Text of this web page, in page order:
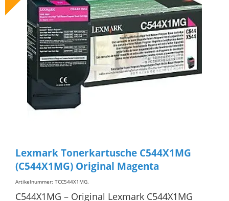
Lexmark Tonerkartusche C544X1MG
(C544X1MG) Original Magenta
Artikelnummer: TCC544X1MG.
C544X1MG – Original Lexmark C544X1MG